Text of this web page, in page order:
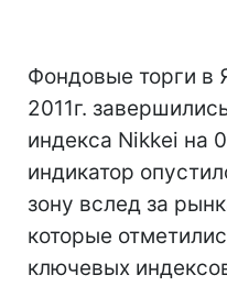
Фондовые торги в
2011г.
индекса Nikkei на
индикатор
зону вслед за
которые
ключевых